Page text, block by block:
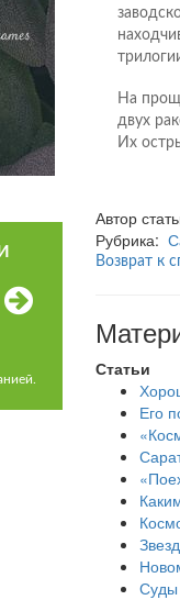
На
двух
Их
Автор
Рубрика:
Возврат к
Статьи
Его
Суды